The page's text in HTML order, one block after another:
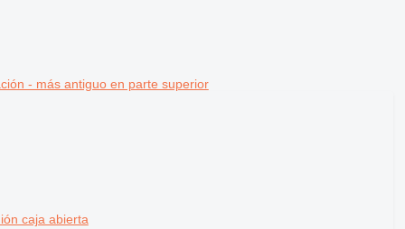
- más antiguo en parte superior
caja abierta